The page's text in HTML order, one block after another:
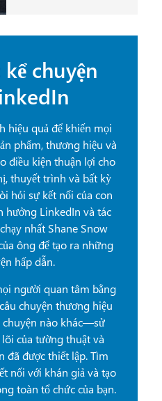
chuyện
hiệu quả để khiến mọi
phẩm, thương hiệu và
điều kiện thuận lợi cho
thuyết trình và bất kỳ
hỏi sự kết nối của con
hưởng LinkedIn và tác
nhất Shane Snow
ông để tạo ra những
hấp dẫn.
người quan tâm bằng
chuyện thương hiệu
chuyện nào khác—sử
của tường thuật và
đã được thiết lập. Tìm
nối với khán giả và tạo
toàn tổ chức của bạn.